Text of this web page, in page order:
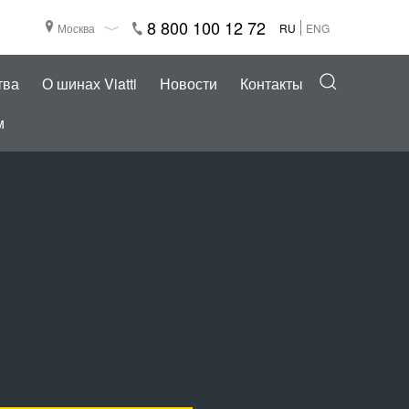
Москва 8 800 100 12 72 RU ENG
О шинах Viatti Новости
Контакты